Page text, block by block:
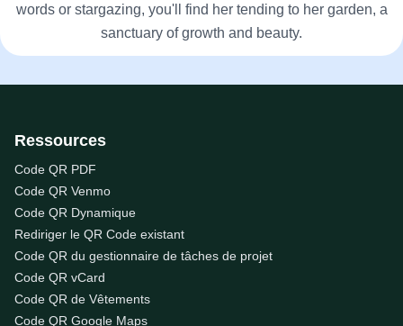
words or stargazing, you'll find her tending to her garden, a
sanctuary of growth and beauty.
Ressources
Code QR PDF
Code QR Venmo
Code QR Dynamique
Rediriger le QR Code existant
Code QR du gestionnaire de tâches de projet
Code QR vCard
Code QR de Vêtements
Code QR Google Maps